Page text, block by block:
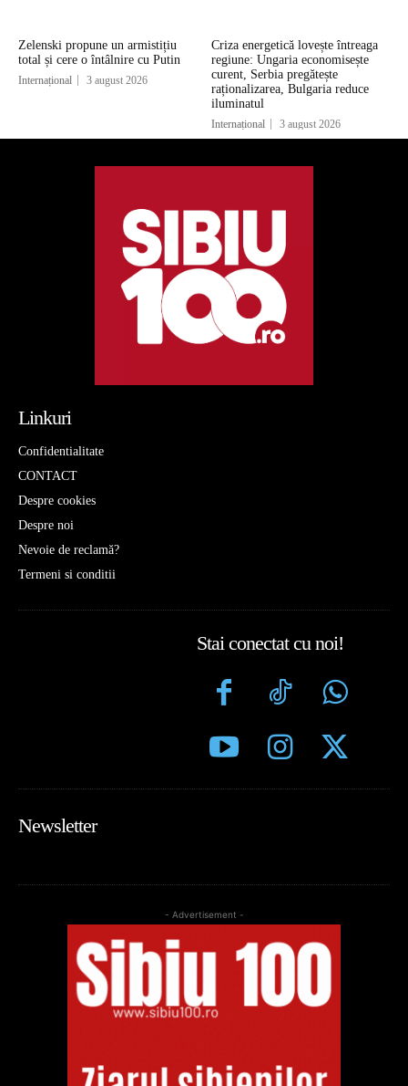
Zelenski propune un armistițiu
total și cere o întâlnire cu Putin
Internațional 3 august 2026
Criza energetică lovește întreaga
regiune: Ungaria economisește
curent, Serbia pregătește
raționalizarea, Bulgaria reduce
iluminatul
Internațional 3 august 2026
Linkuri
Confidentialitate
CONTACT
Despre cookies
Despre noi
Nevoie de reclamă?
Termeni si conditii
Stai conectat cu noi!
Newsletter
- Advertisement -